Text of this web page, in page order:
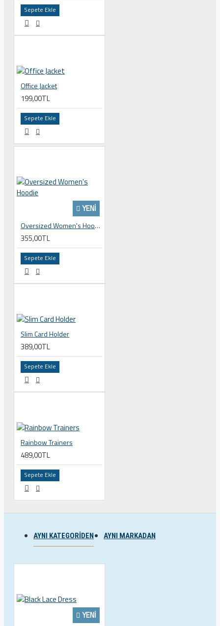
Sepete Ekle
Office Jacket
199,00TL
Sepete Ekle
YENI
Oversized Women's Hoodie
355,00TL
Sepete Ekle
Slim Card Holder
389,00TL
Sepete Ekle
Rainbow Trainers
489,00TL
Sepete Ekle
AYNI KATEGORIDEN AYNI MARKADAN
YENI